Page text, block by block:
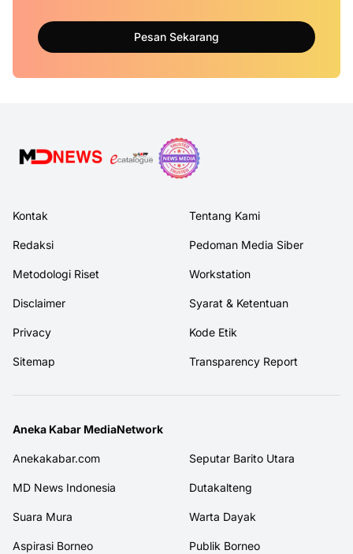
Pesan Sekarang
Kontak Tentang Kami
Redaksi Pedoman Media Siber
Metodologi Riset Workstation
Disclaimer Syarat & Ketentuan
Privacy Kode Etik
Sitemap Transparency Report
Aneka Kabar MediaNetwork
Anekakabar.com Seputar Barito Utara
MD News Indonesia Dutakalteng
Suara Mura Warta Dayak
Aspirasi Borneo Publik Borneo